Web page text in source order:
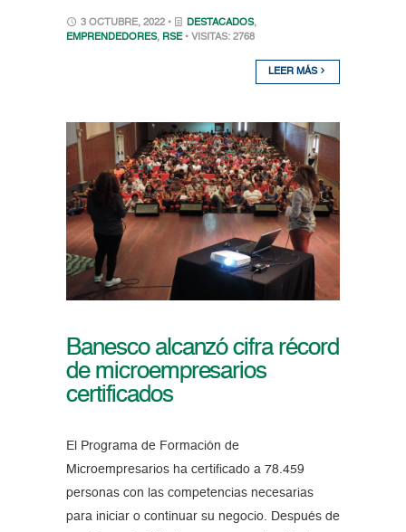
3 OCTUBRE, 2022 • DESTACADOS,
EMPRENDEDORES, RSE • VISITAS: 2768
LEER MÁS
Banesco alcanzó cifra récord
de microempresarios
certificados
El Programa de Formación de
Microempresarios ha certificado a 78.459
personas con las competencias necesarias
para iniciar o continuar su negocio. Después de